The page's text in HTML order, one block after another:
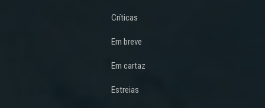
Críticas
Em breve
Em cartaz
Estreias